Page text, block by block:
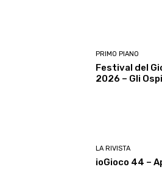
PRIMO PIANO
Festival del
2026 – Gli
LA RIVISTA
ioGioco 44 –